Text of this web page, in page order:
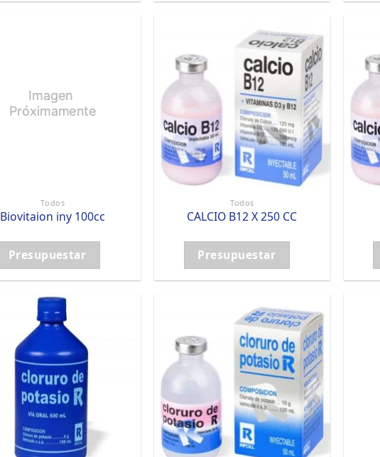
Todos
Biovitaion iny 100cc
Presupuestar
Todos
CALCIO B12 X 250 CC
Presupuestar